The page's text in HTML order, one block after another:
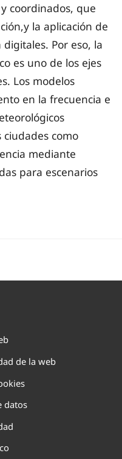
coordinados, que
la aplicación de
Por eso, la
es uno de los ejes
Los modelos
en la frecuencia e
como
mediante
para escenarios
de la web
datos